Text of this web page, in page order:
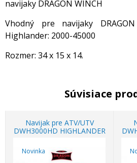
navijaky DRAGON WINCH
Vhodný pre navijaky
Highlander: 2000-45000
Rozmer: 34 x 15 x 14.
Súvisiace
Navijak pre ATV/UTV
DWH3000HD HIGHLANDER
Novinka